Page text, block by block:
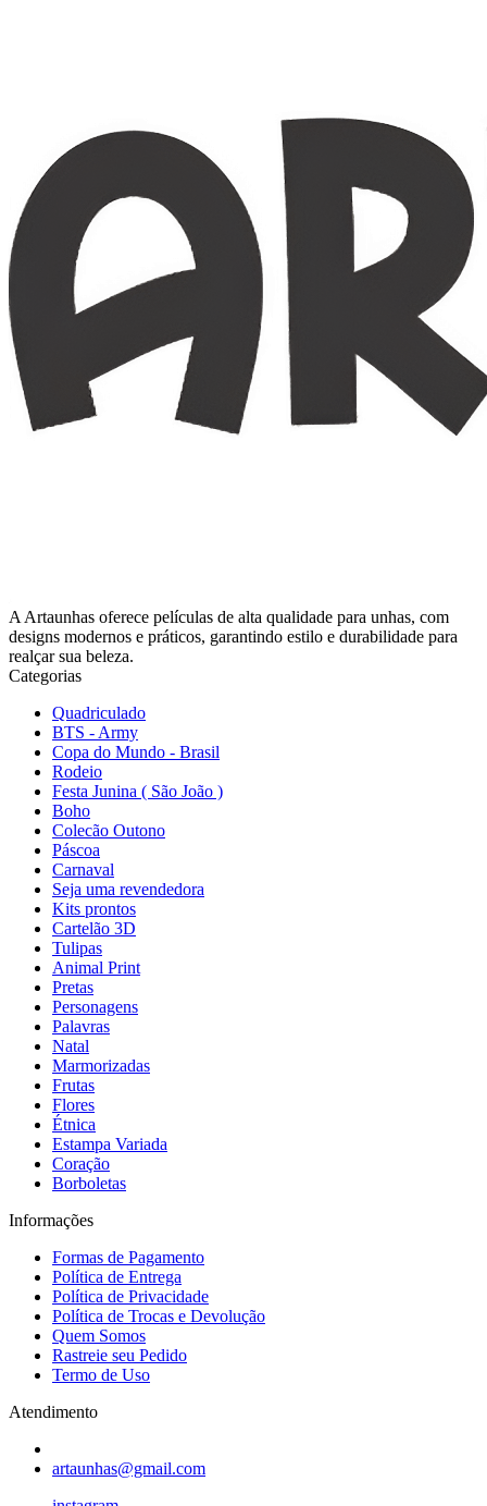
A Artaunhas oferece películas de alta qualidade para unhas, com
designs modernos e práticos, garantindo estilo e durabilidade para
realçar sua beleza.
Categorias
Quadriculado
BTS - Army
Copa do Mundo - Brasil
Rodeio
Festa Junina ( São João )
Boho
Colecão Outono
Páscoa
Carnaval
Seja uma revendedora
Kits prontos
Cartelão 3D
Tulipas
Animal Print
Pretas
Personagens
Palavras
Natal
Marmorizadas
Frutas
Flores
Étnica
Estampa Variada
Coração
Borboletas
Informações
Formas de Pagamento
Política de Entrega
Política de Privacidade
Política de Trocas e Devolução
Quem Somos
Rastreie seu Pedido
Termo de Uso
Atendimento
artaunhas@gmail.com